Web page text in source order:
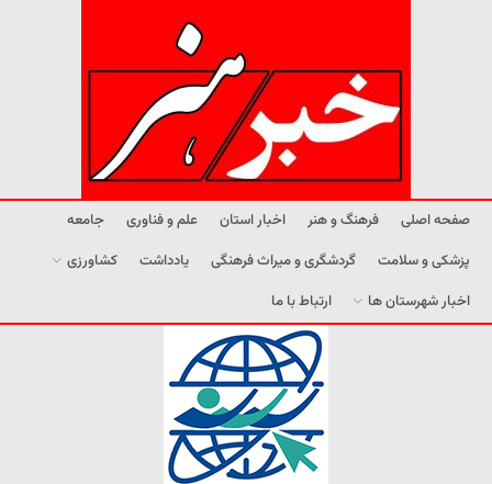
صفحه اصلی فرهنگ و هنر اخبار استان علم و فناوری
جامعه
پزشکی و سلامت
گردشگری و میراث فرهنگی یادداشت
کشاورزی
اخبار شهرستان ها
ارتباط با ما